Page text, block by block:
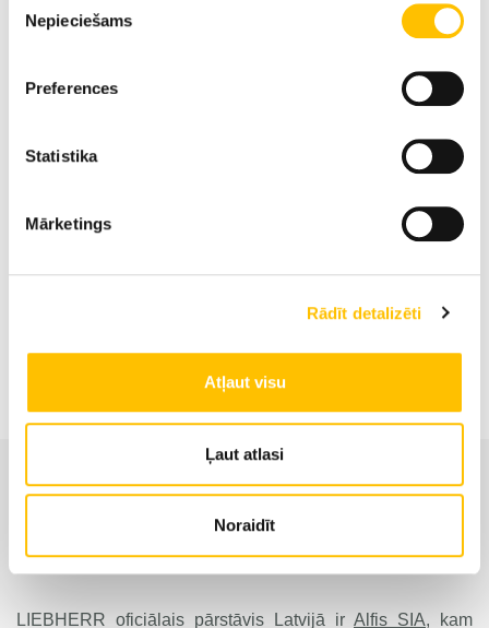
izvēle
Nepieciešams
Preferences
Statistika
Mārketings
Rādīt detalizēti
Atļaut visu
Ļaut atlasi
Noraidīt
22 m
Motora jauda 230
Ekspluatācijas masa
LIEBHERR oficiālais pārstāvis Latvijā ir Alfis SIA, kam